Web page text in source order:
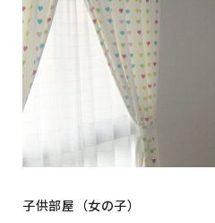
子供部屋（女の子）